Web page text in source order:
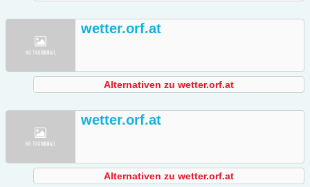
wetter.orf.at
Alternativen zu wetter.orf.at
wetter.orf.at
Alternativen zu wetter.orf.at